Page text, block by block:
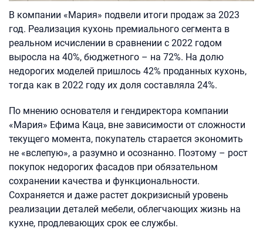
В компании «Мария» подвели итоги продаж за 2023
год. Реализация кухонь премиального сегмента в
реальном исчислении в сравнении с 2022 годом
выросла на 40%, бюджетного – на 72%. На долю
недорогих моделей пришлось 42% проданных кухонь,
тогда как в 2022 году их доля составляла 24%.
По мнению основателя и гендиректора компании
«Мария» Ефима Каца, вне зависимости от сложности
текущего момента, покупатель старается экономить
не «вслепую», а разумно и осознанно. Поэтому – рост
покупок недорогих фасадов при обязательном
сохранении качества и функциональности.
Сохраняется и даже растет докризисный уровень
реализации деталей мебели, облегчающих жизнь на
кухне, продлевающих срок ее службы.